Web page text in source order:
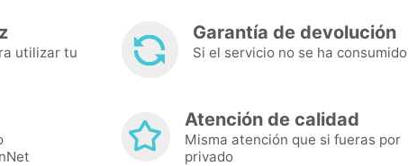
utilizar tu
Garantía de devolución
Si el servicio no se ha consumido
Atención de calidad
Misma atención que si fueras por
privado